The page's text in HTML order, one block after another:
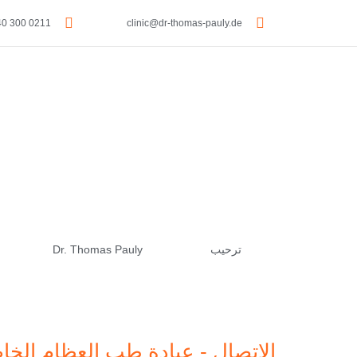
clinic@dr-thomas-pauly.de
0211 300 40 383
ترحيب Dr. Thomas Pauly
الاتصال - عيادة طب العظام